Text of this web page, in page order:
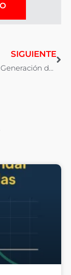
SIGUIENTE
Webinar – Generación de Ingresos con Opciones